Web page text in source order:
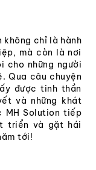
không chỉ là hành
mà còn là nơi
cho những người
Qua câu chuyện
được tinh thần
và những khát
MH Solution tiếp
triển và gặt hái
tới!